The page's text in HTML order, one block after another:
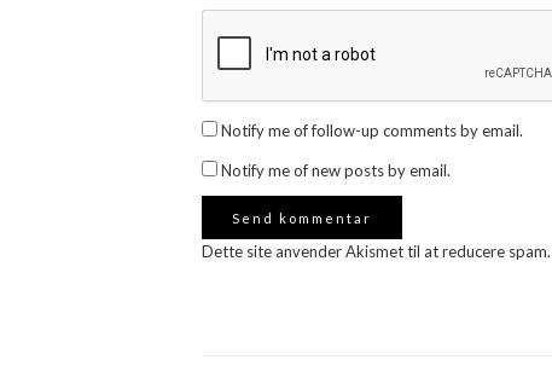
Notify me of follow-up comments by email.
Notify me of new posts by email.
Dette site anvender Akismet til at reducere spam.